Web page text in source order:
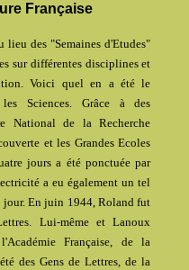
Française
lieu des "Semaines d'Etudes"
sur différentes disciplines et
Voici quel en a été le
Sciences. Grâce à des
National de la Recherche
et les Grandes Ecoles
jours a été ponctuée par
a eu également un tel
En juin 1944, Roland fut
Lui-même et Lanoux
Française, de la
des Gens de Lettres, de la